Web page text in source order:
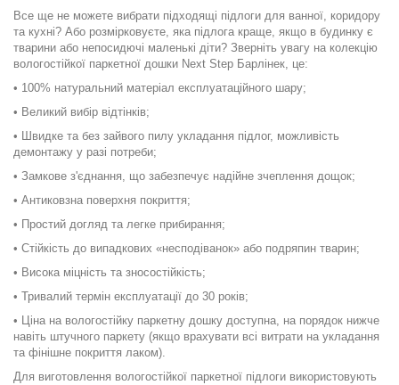
Все ще не можете вибрати підходящі підлоги для ванної, коридору
та кухні? Або розмірковуєте, яка підлога краще, якщо в будинку є
тварини або непосидючі маленькі діти? Зверніть увагу на колекцію
вологостійкої паркетної дошки Next Step Барлінек, це:
• 100% натуральний матеріал експлуатаційного шару;
• Великий вибір відтінків;
• Швидке та без зайвого пилу укладання підлог, можливість
демонтажу у разі потреби;
• Замкове з'єднання, що забезпечує надійне зчеплення дощок;
• Антиковзна поверхня покриття;
• Простий догляд та легке прибирання;
• Стійкість до випадкових «несподіванок» або подряпин тварин;
• Висока міцність та зносостійкість;
• Тривалий термін експлуатації до 30 років;
• Ціна на вологостійку паркетну дошку доступна, на порядок нижче
навіть штучного паркету (якщо врахувати всі витрати на укладання
та фінішне покриття лаком).
Для виготовлення вологостійкої паркетної підлоги використовують